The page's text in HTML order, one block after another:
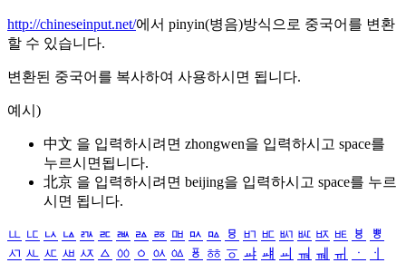
http://chineseinput.net/에서 pinyin(병음)방식으로 중국어를 변환
할 수 있습니다.
변환된 중국어를 복사하여 사용하시면 됩니다.
예시)
中文 을 입력하시려면 zhongwen을 입력하시고 space를
누르시면됩니다.
北京 을 입력하시려면 beijing을 입력하시고 space를 누르
시면 됩니다.
ㅥ ㅦ ㅧ ㅨ ㅩ ㅪ ㅫ ㅬ ㅭ ㅮ ㅯ ㅰ ㅱ ㅲ ㅳ ㅴ ㅵ ㅶ ㅷ ㅸ
ㅹ
ㅺ ㅻ ㅼ ㅽ ㅾ ㅿ ㆀ ㆁ ㆂ ㆃ ㆄ ㆅ ㆆ ㆇ ㆈ ㆉ ㆊ ㆋ ㆌ ㆍ
ㆎ